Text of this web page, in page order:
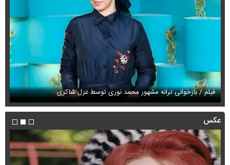
فیلم / بازخوانی ترانه مشهور محمد نوری توسط غزل شاکری
عکس